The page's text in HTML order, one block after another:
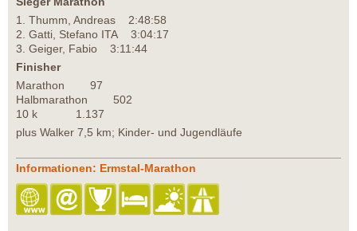
1. Thumm, Andreas 2:48:58
2. Gatti, Stefano ITA 3:04:17
3. Geiger, Fabio 3:11:44
Finisher
Marathon 97
Halbmarathon 502
10 k 1.137
plus Walker 7,5 km; Kinder- und Jugendläufe
Informationen: Ermstal-Marathon